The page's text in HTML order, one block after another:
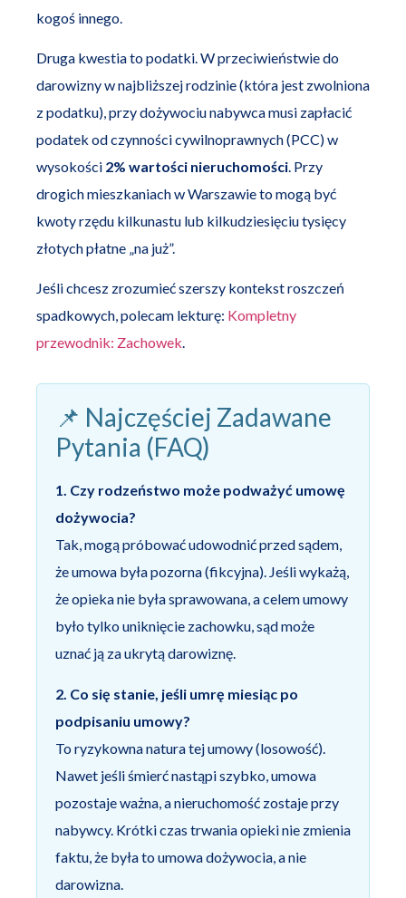
kogoś innego.
Druga kwestia to podatki. W przeciwieństwie do
darowizny w najbliższej rodzinie (która jest zwolniona
z podatku), przy dożywociu nabywca musi zapłacić
podatek od czynności cywilnoprawnych (PCC) w
wysokości 2% wartości nieruchomości. Przy
drogich mieszkaniach w Warszawie to mogą być
kwoty rzędu kilkunastu lub kilkudziesięciu tysięcy
złotych płatne „na już”.
Jeśli chcesz zrozumieć szerszy kontekst roszczeń
spadkowych, polecam lekturę: Kompletny
przewodnik: Zachowek.
📌 Najczęściej Zadawane
Pytania (FAQ)
1. Czy rodzeństwo może podważyć umowę
dożywocia?
Tak, mogą próbować udowodnić przed sądem,
że umowa była pozorna (fikcyjna). Jeśli wykażą,
że opieka nie była sprawowana, a celem umowy
było tylko uniknięcie zachowku, sąd może
uznać ją za ukrytą darowiznę.
2. Co się stanie, jeśli umrę miesiąc po
podpisaniu umowy?
To ryzykowna natura tej umowy (losowość).
Nawet jeśli śmierć nastąpi szybko, umowa
pozostaje ważna, a nieruchomość zostaje przy
nabywcy. Krótki czas trwania opieki nie zmienia
faktu, że była to umowa dożywocia, a nie
darowizna.